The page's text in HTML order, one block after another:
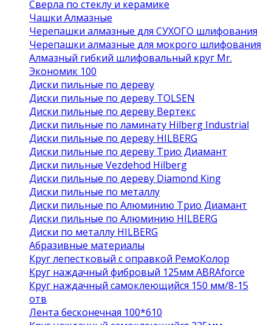
Сверла по стеклу и керамике
Чашки Алмазные
Черепашки алмазные для СУХОГО шлифования
Черепашки алмазные для мокрого шлифования
Алмазный гибкий шлифовальный круг Mr.
Экономик 100
Диски пильные по дереву
Диски пильные по дереву TOLSEN
Диски пильные по дереву Вертекс
Диски пильные по ламинату Hilberg Industrial
Диски пильные по дереву HILBERG
Диски пильные по дереву Трио Диамант
Диски пильные Vezdehod Hilberg
Диски пильные по дереву Diamond King
Диски пильные по металлу
Диски пильные по Алюминию Трио Диамант
Диски пильные по Алюминию HILBERG
Диски по металлу HILBERG
Абразивные материалы
Круг лепестковый с оправкой РемоКолор
Круг наждачный фибровый 125мм ABRAforce
Круг наждачный самоклеющийся 150 мм/8-15
отв
Лента бесконечная 100*610